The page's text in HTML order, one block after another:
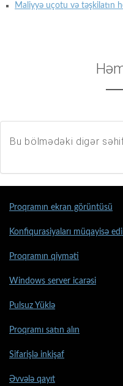
Maliyyə uçotu və təşkilatın
Bu bölmədəki digər
Proqramın ekran görüntüsü
Konfiqurasiyaları müqayisə
Proqramın qiyməti
Windows server icarəsi
Pulsuz Yüklə
Proqramı satın alın
Sifarişlə inkişaf
Əvvələ qayıt